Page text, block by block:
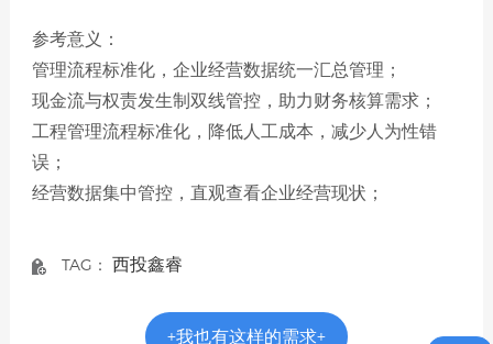
参考意义：
管理流程标准化，企业经营数据统一汇总管理；
现金流与权责发生制双线管控，助力财务核算需求；
工程管理流程标准化，降低人工成本，减少人为性错
误；
经营数据集中管控，直观查看企业经营现状；
TAG： 西投鑫睿
+我也有这样的需求+